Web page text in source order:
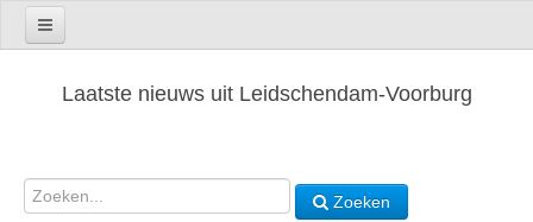
Laatste nieuws uit Leidschendam-Voorburg
Zoeken